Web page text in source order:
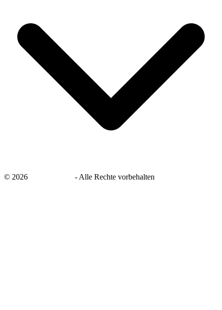
© 2026 - Alle Rechte vorbehalten